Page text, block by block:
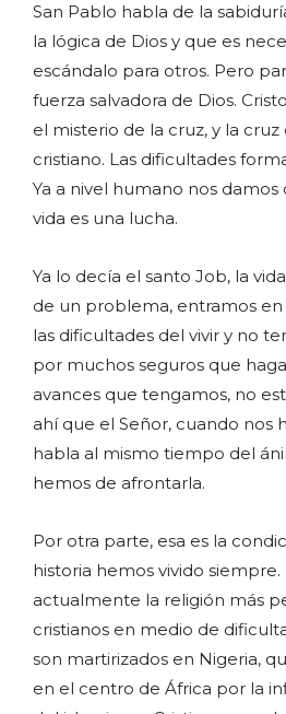
San Pablo habla de la
la lógica de Dios y que es
escándalo para otros. Pero
fuerza salvadora de Dios.
el misterio de la cruz, y la cruz
cristiano. Las dificultades
Ya a nivel humano nos
vida es una lucha.
Ya lo decía el santo Job, la
de un problema, entramos
las dificultades del vivir y no
por muchos seguros que
avances que tengamos, no
ahí que el Señor, cuando nos
habla al mismo tiempo del
hemos de afrontarla.
Por otra parte, esa es la
historia hemos vivido siempre.
actualmente la religión más
cristianos en medio de
son martirizados en Nigeria,
en el centro de África por la